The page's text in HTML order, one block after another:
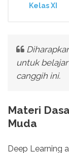
Kelas XI
untuk
canggih ini.
Materi
Muda
Deep Learning